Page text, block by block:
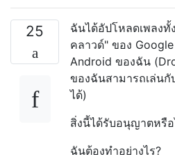
25
ฉันได้อัปโหลดเพลงทั้
คลาวด์" ของ
Android ของฉัน
ของฉันสามารถเล่นกั
ได้)
สิ่งนี้ได้รับอนุญาตหรื
ฉันต้องทำอย่างไร?